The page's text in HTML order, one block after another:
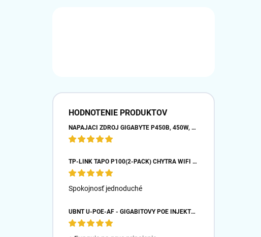
HODNOTENIE PRODUKTOV
NAPÁJACÍ ZDROJ GIGABYTE P450B, 450W, 80PLUS BRONZE, 12 CM VENTILÁTOR
TP-LINK TAPO P100(2-PACK) CHYTRÁ WIFI MINI ZÁSUVKA (2300W,10A,2,4 GHZ,BT)
Spokojnosť jednoduché
UBNT U-POE-AF - GIGABITOVÝ POE INJEKTOR 48V/ 0,32A- BIELY